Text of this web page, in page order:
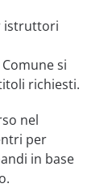
istruttori
si
richiesti.
nel
per
in base